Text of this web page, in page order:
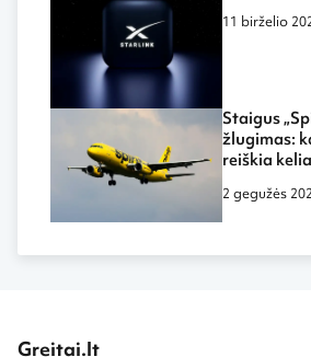
11 birželio
Staigus
žlugimas:
reiškia
2 gegužės
Greitai.lt